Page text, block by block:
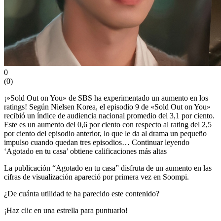
0
(0)
¡»Sold Out on You» de SBS ha experimentado un aumento en los
ratings! Según Nielsen Korea, el episodio 9 de «Sold Out on You»
recibió un índice de audiencia nacional promedio del 3,1 por ciento.
Este es un aumento del 0,6 por ciento con respecto al rating del 2,5
por ciento del episodio anterior, lo que le da al drama un pequeño
impulso cuando quedan tres episodios… Continuar leyendo
‘Agotado en tu casa’ obtiene calificaciones más altas
La publicación “Agotado en tu casa” disfruta de un aumento en las
cifras de visualización apareció por primera vez en Soompi.
¿De cuánta utilidad te ha parecido este contenido?
¡Haz clic en una estrella para puntuarlo!